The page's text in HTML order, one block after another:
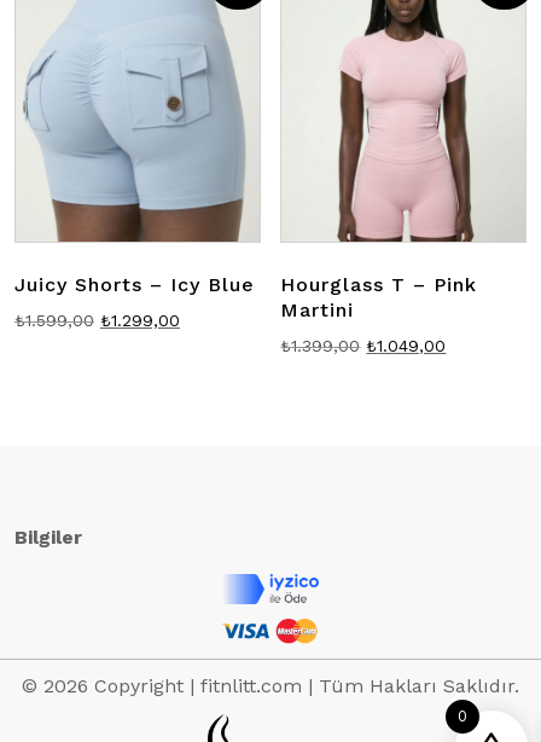
Juicy Shorts – Icy Blue
₺1.599,00 Orijinal
₺1.299,00
Hourglass T – Pink
Martini
₺1.399,00 Orijinal
₺1.049,00
Bilgiler
© 2026 Copyright | fitnlitt.com | Tüm Hakları Saklıdır.
0